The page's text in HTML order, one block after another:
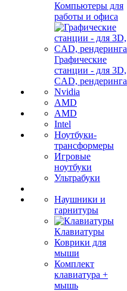
Компьютеры для
работы и офиса
Графические
станции - для 3D,
CAD, рендеринга
Nvidia
AMD
AMD
Intel
Ноутбуки-
трансформеры
Игровые
ноутбуки
Ультрабуки
Наушники и
гарнитуры
Клавиатуры
Коврики для
мыши
Комплект
клавиатура +
мышь